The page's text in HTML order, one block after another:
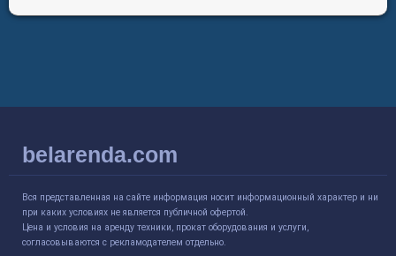
belarenda.com
Вся представленная на сайте информация носит информационный характер и ни
при каких условиях не является публичной офертой.
Цена и условия на аренду техники, прокат оборудования и услуги,
согласовываются с рекламодателем отдельно.